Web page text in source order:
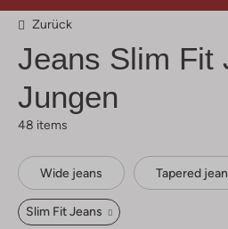
Zurück
Jeans Slim Fit
Jungen
48 items
Wide jeans Tapered
Slim Fit Jeans